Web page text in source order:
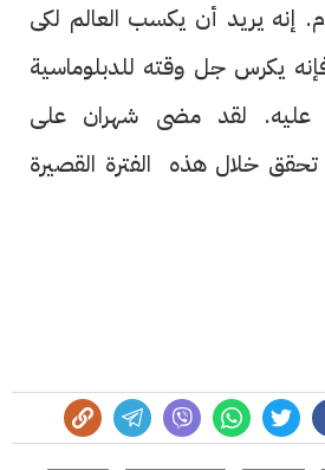
إنه يريد أن يكسب العالم لكى
يكرس جل وقته للدبلوماسية
عليه. لقد مضى شهران على
تحقق خلال هذه الفترة القصيرة